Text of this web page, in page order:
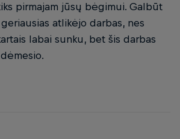
pirmajam jūsų bėgimui. Galbūt
atlikėjo darbas, nes
labai sunku, bet šis darbas